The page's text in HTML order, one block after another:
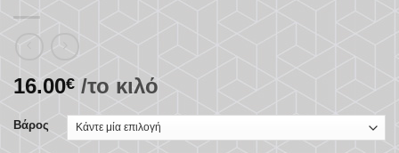
16.00€ /το κιλό
Βάρος